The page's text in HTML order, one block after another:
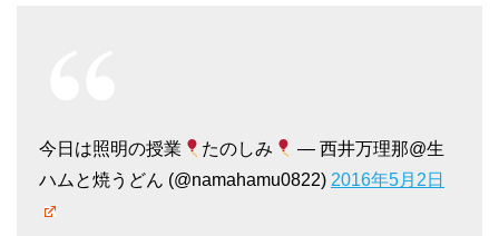
今日は照明の授業 たのしみ
— 西井万理那@生
ハムと焼うどん (@namahamu0822) 2016年5月2日